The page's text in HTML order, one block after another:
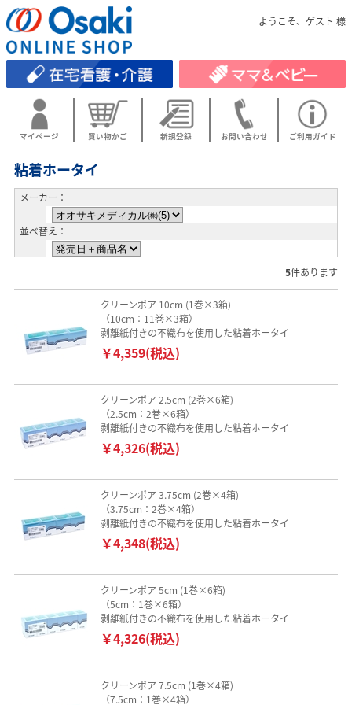
ようこそ、ゲスト 様
マイページ 買い物かご 新規登録 お問い合わせ ご利用ガイド
粘着ホータイ
メーカー：
並べ替え：
5件あります
クリーンポア 10cm (1巻×3箱)
（10cm：11巻×3箱）
剥離紙付きの不織布を使用した粘着ホータイ
￥4,359(税込)
クリーンポア 2.5cm (2巻×6箱)
（2.5cm：2巻×6箱）
剥離紙付きの不織布を使用した粘着ホータイ
￥4,326(税込)
クリーンポア 3.75cm (2巻×4箱)
（3.75cm：2巻×4箱）
剥離紙付きの不織布を使用した粘着ホータイ
￥4,348(税込)
クリーンポア 5cm (1巻×6箱)
（5cm：1巻×6箱）
剥離紙付きの不織布を使用した粘着ホータイ
￥4,326(税込)
クリーンポア 7.5cm (1巻×4箱)
（7.5cm：1巻×4箱）